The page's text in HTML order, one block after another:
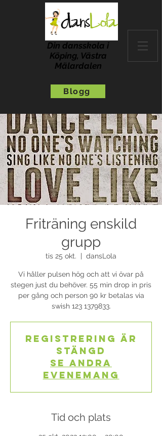
Din dansskola i
Köping, Västra
Mälardalen
Blogg
Friträning enskild
grupp
tis 25 okt. dansLola
Vi håller pulsen hög och att vi övar på
stegen just du behöver. 55 min drop in pris
per gång och person 90 kr betalas via
swish 123 1379833.
Registrering är
stängd
Se andra
evenemang
Tid och plats